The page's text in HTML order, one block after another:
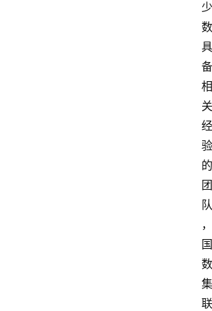
少
数
具
备
相
关
经
验
的
团
队
，
国
数
集
联